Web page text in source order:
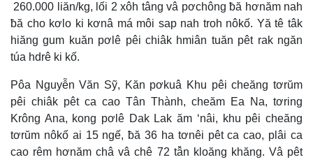
260.000 liăn/kg, lối 2 xôh tâng vâ pơchông ƀă hơnăm nah
ƀă cho kơlo ki kơnâ má môi sap nah troh nôkố. Yă tê tâk
hiăng gum kuăn pơlê pêi chiâk hmiân tuăn pêt rak ngăn
túa hdrê ki kố.
Pôa Nguyễn Văn Sỹ, Kăn pơkuâ Khu pêi cheăng tơrŭm
pêi chiâk pêt ca cao Tân Thành, cheăm Ea Na, tơring
Krông Ana, kong pơlê Dak Lak ăm ‘nâi, khu pêi cheăng
tơrŭm nôkố ai 15 ngế, ƀă 36 ha tơnêi pêt ca cao, plâi ca
cao rêm hơnăm châ vâ chê 72 tâ̆n kloăng khăng. Vâ pêt